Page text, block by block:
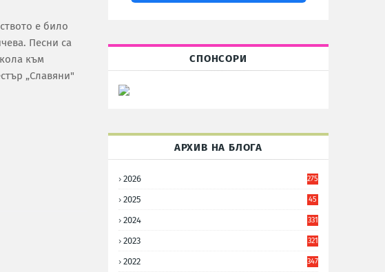
е било
Песни са
към
„Славяни"
СПОНСОРИ
АРХИВ НА БЛОГА
2026 275
2025
45
2024 331
2023 321
2022 347